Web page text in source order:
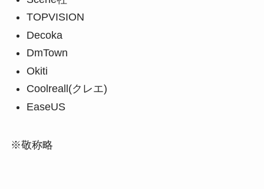
TOPVISION
Decoka
DmTown
Okiti
Coolreall(クレエ)
EaseUS
※敬称略